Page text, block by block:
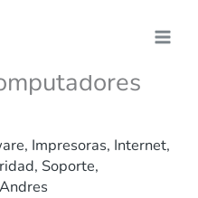
, Impresoras, Internet,
, Soporte,
Andres